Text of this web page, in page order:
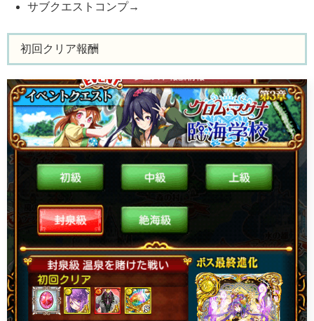
サブクエストコンプ→
初回クリア報酬